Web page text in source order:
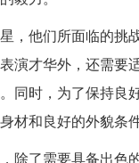
，他们所面临的挑
演才华外，还需要
同时，为了保持良
材和良好的外貌条件
除了需要具备出色